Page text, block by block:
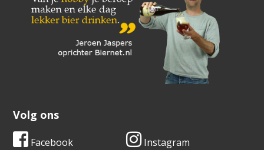
Volg ons
Facebook Instagram